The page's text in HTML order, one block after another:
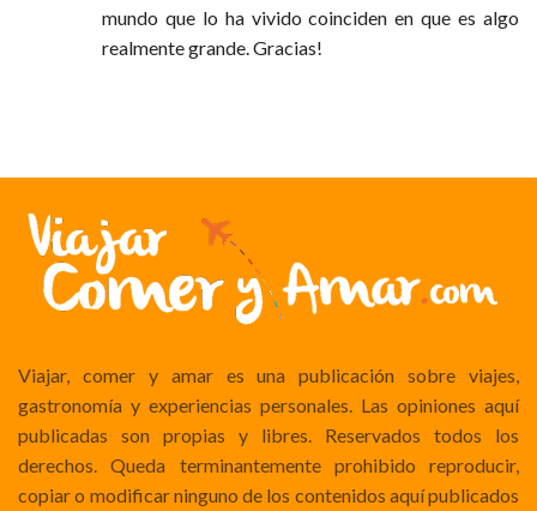
mundo que lo ha vivido coinciden en que es algo
realmente grande. Gracias!
Viajar, comer y amar es una publicación sobre viajes,
gastronomía y experiencias personales. Las opiniones aquí
publicadas son propias y libres. Reservados todos los
derechos. Queda terminantemente prohibido reproducir,
copiar o modificar ninguno de los contenidos aquí publicados